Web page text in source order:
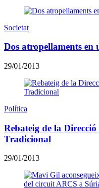
Societat
Dos atropellaments
29/01/2013
Política
Rebateig de la
Tradicional
29/01/2013